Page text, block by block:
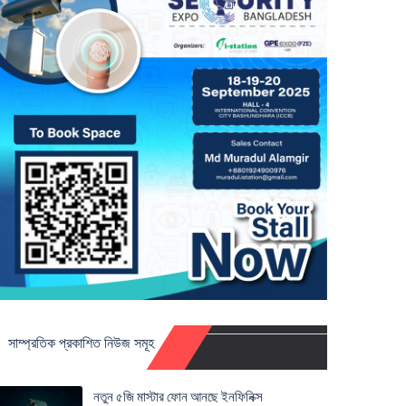
সাম্প্রতিক প্রকাশিত নিউজ সমূহ
নতুন ৫জি মাস্টার ফোন আনছে ইনফিনিক্স